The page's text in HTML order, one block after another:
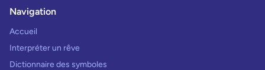
Navigation
Accueil
Interpréter un rêve
Dictionnaire des symboles